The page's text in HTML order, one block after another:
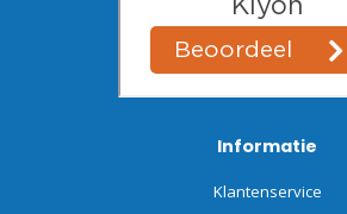
Informatie
Klantenservice